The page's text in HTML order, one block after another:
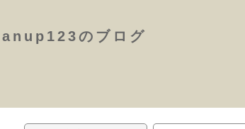
anup123のブログ